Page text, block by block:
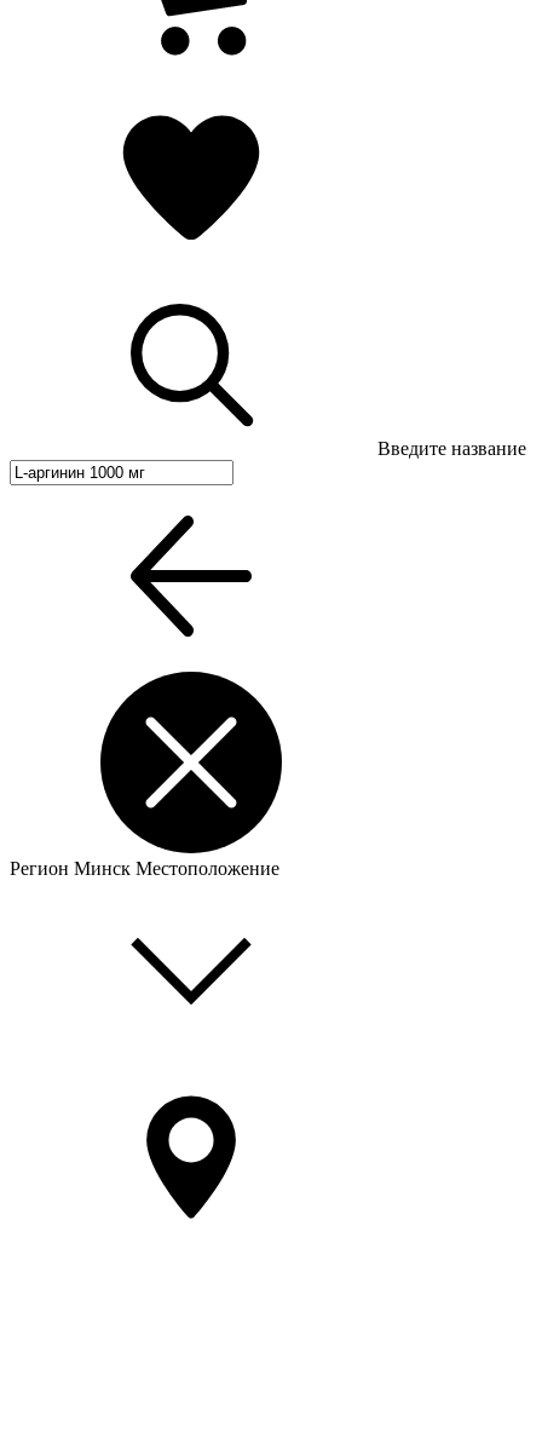
Введите название
Регион Минск Местоположение